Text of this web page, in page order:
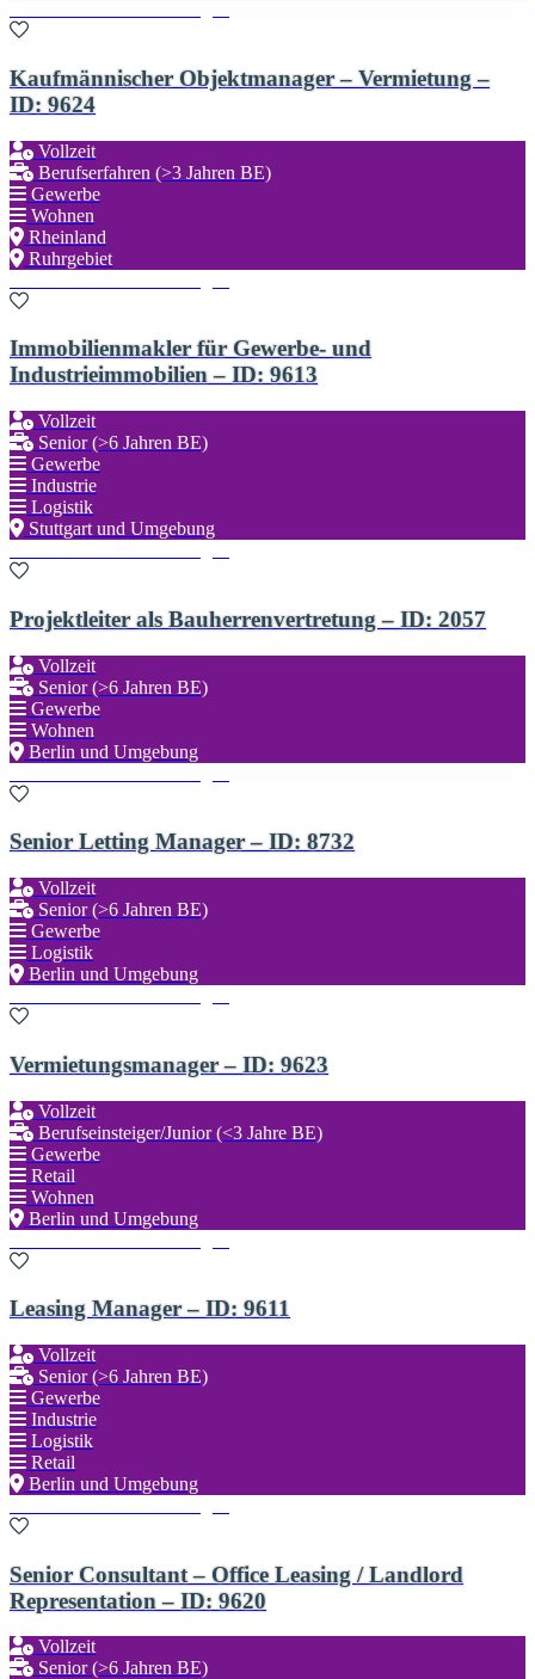
Kaufmännischer Objektmanager – Vermietung –
ID: 9624
Vollzeit
Berufserfahren (>3 Jahren BE)
Gewerbe
Wohnen
Rheinland
Ruhrgebiet
Immobilienmakler für Gewerbe- und
Industrieimmobilien – ID: 9613
Vollzeit
Senior (>6 Jahren BE)
Gewerbe
Industrie
Logistik
Stuttgart und Umgebung
Projektleiter als Bauherrenvertretung – ID: 2057
Vollzeit
Senior (>6 Jahren BE)
Gewerbe
Wohnen
Berlin und Umgebung
Senior Letting Manager – ID: 8732
Vollzeit
Senior (>6 Jahren BE)
Gewerbe
Logistik
Berlin und Umgebung
Vermietungsmanager – ID: 9623
Vollzeit
Berufseinsteiger/Junior (<3 Jahre BE)
Gewerbe
Retail
Wohnen
Berlin und Umgebung
Leasing Manager – ID: 9611
Vollzeit
Senior (>6 Jahren BE)
Gewerbe
Industrie
Logistik
Retail
Berlin und Umgebung
Senior Consultant – Office Leasing / Landlord
Representation – ID: 9620
Vollzeit
Senior (>6 Jahren BE)